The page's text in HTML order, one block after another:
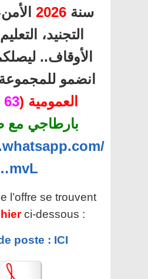
سنة 2026
التجنيد،
الأوقاف..
انضمو
العمومية (63 New
بارطاجي مع
l’offre se trouvent
ci-dessous :
poste : ICI